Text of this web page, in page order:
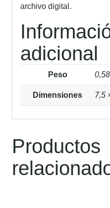
archivo digital.
adicional
Peso
Dimensiones 7,5
Productos